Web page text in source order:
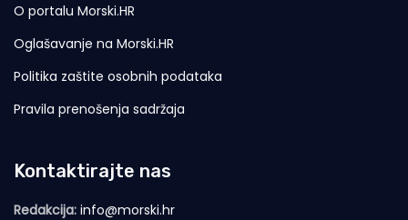
O portalu Morski.HR
Oglašavanje na Morski.HR
Politika zaštite osobnih podataka
Pravila prenošenja sadržaja
Kontaktirajte nas
Redakcija: info@morski.hr